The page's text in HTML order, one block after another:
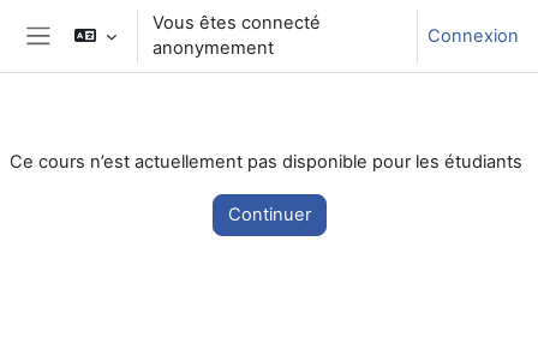
Passer au contenu principal
Panneau latéral
Vous êtes connecté
anonymement
Connexion
Ce cours n’est actuellement pas disponible pour les étudiants
Continuer